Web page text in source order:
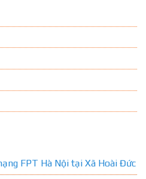
FPT Hà Nội tại Xã Hoài Đức